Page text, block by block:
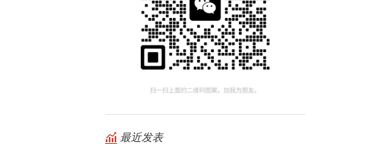
最近发表